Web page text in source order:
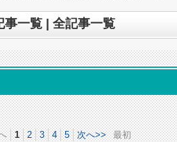
事一覧 | 全記事一覧
1 2 3 4 5 次へ>> 最初